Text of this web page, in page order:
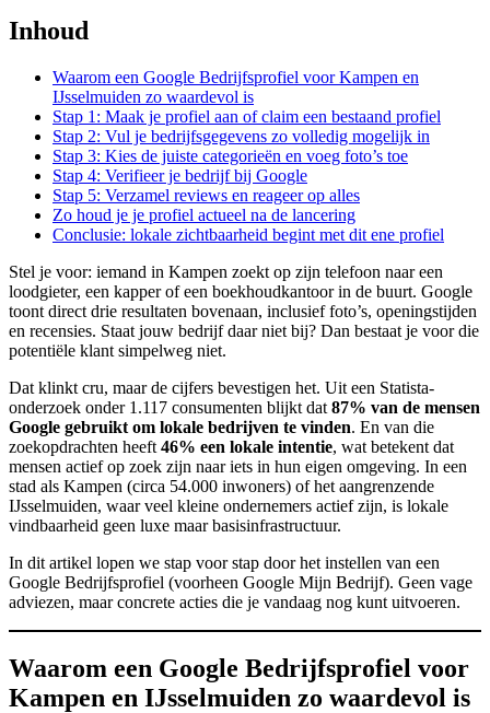
Inhoud
Waarom een Google Bedrijfsprofiel voor Kampen en
IJsselmuiden zo waardevol is
Stap 1: Maak je profiel aan of claim een bestaand profiel
Stap 2: Vul je bedrijfsgegevens zo volledig mogelijk in
Stap 3: Kies de juiste categorieën en voeg foto’s toe
Stap 4: Verifieer je bedrijf bij Google
Stap 5: Verzamel reviews en reageer op alles
Zo houd je je profiel actueel na de lancering
Conclusie: lokale zichtbaarheid begint met dit ene profiel
Stel je voor: iemand in Kampen zoekt op zijn telefoon naar een
loodgieter, een kapper of een boekhoudkantoor in de buurt. Google
toont direct drie resultaten bovenaan, inclusief foto’s, openingstijden
en recensies. Staat jouw bedrijf daar niet bij? Dan bestaat je voor die
potentiële klant simpelweg niet.
Dat klinkt cru, maar de cijfers bevestigen het. Uit een Statista-
onderzoek onder 1.117 consumenten blijkt dat 87% van de mensen
Google gebruikt om lokale bedrijven te vinden. En van die
zoekopdrachten heeft 46% een lokale intentie, wat betekent dat
mensen actief op zoek zijn naar iets in hun eigen omgeving. In een
stad als Kampen (circa 54.000 inwoners) of het aangrenzende
IJsselmuiden, waar veel kleine ondernemers actief zijn, is lokale
vindbaarheid geen luxe maar basisinfrastructuur.
In dit artikel lopen we stap voor stap door het instellen van een
Google Bedrijfsprofiel (voorheen Google Mijn Bedrijf). Geen vage
adviezen, maar concrete acties die je vandaag nog kunt uitvoeren.
Waarom een Google Bedrijfsprofiel voor
Kampen en IJsselmuiden zo waardevol is